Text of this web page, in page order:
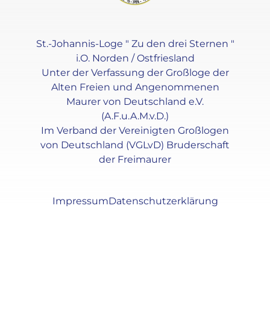
St.-Johannis-Loge " Zu den drei Sternen "
i.O. Norden / Ostfriesland
Unter der Verfassung der Großloge der
Alten Freien und Angenommenen
Maurer von Deutschland e.V.
(A.F.u.A.M.v.D.)
Im Verband der Vereinigten Großlogen
von Deutschland (VGLvD) Bruderschaft
der Freimaurer
ImpressumDatenschutzerklärung